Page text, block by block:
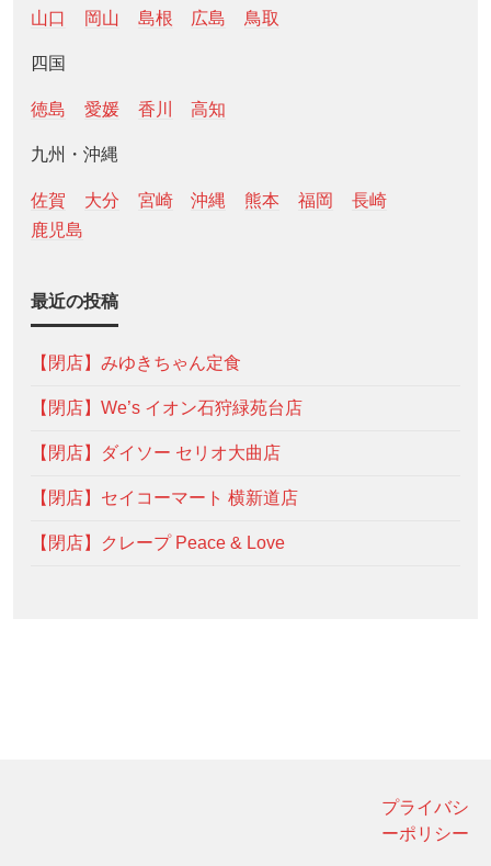
山口 岡山 島根 広島 鳥取
四国
徳島 愛媛 香川 高知
九州・沖縄
佐賀 大分 宮崎 沖縄 熊本 福岡
長崎
鹿児島
最近の投稿
【閉店】みゆきちゃん定食
【閉店】We’s イオン石狩緑苑台店
【閉店】ダイソー セリオ大曲店
【閉店】セイコーマート 横新道店
【閉店】クレープ Peace & Love
プライバシ
ーポリシー